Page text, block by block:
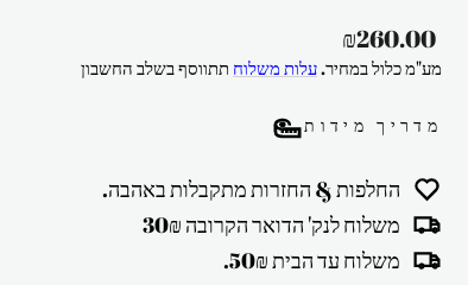
מחיר
רגיל
₪260.00
מע"מ כלול במחיר.עלות משלוח תתווסף בשלב החשבון
מדריך מידות
החלפות & החזרות מתקבלות באהבה.
משלוח לנק' הדואר הקרובה 30₪
משלוח עד הבית 50₪.